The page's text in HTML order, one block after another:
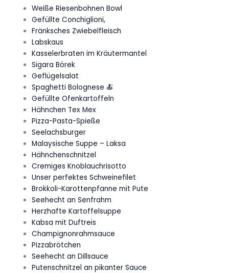
Weiße Riesenbohnen Bowl
Gefüllte Conchiglioni,
Fränksches Zwiebelfleisch
Labskaus
Kasselerbraten im Kräutermantel
Sigara Börek
Geflügelsalat
Spaghetti Bolognese 🍝
Gefüllte Ofenkartoffeln
Hähnchen Tex Mex
Pizza-Pasta-Spieße
Seelachsburger
Malaysische Suppe – Laksa
Hähnchenschnitzel
Cremiges Knoblauchrisotto
Unser perfektes Schweinefilet
Brokkoli-Karottenpfanne mit Pute
Seehecht an Senfrahm
Herzhafte Kartoffelsuppe
Kabsa mit Duftreis
Champignonrahmsauce
Pizzabrötchen
Seehecht an Dillsauce
Putenschnitzel an pikanter Sauce